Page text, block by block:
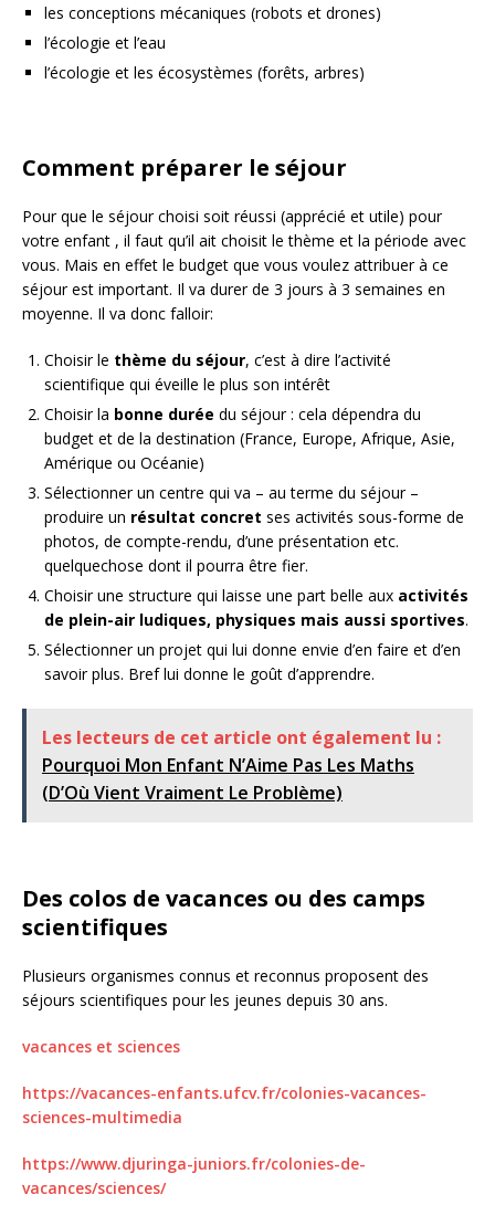
les conceptions mécaniques (robots et drones)
l’écologie et l’eau
l’écologie et les écosystèmes (forêts, arbres)
Comment préparer le séjour
Pour que le séjour choisi soit réussi (apprécié et utile) pour
votre enfant , il faut qu’il ait choisit le thème et la période avec
vous. Mais en effet le budget que vous voulez attribuer à ce
séjour est important. Il va durer de 3 jours à 3 semaines en
moyenne. Il va donc falloir:
Choisir le thème du séjour, c’est à dire l’activité
scientifique qui éveille le plus son intérêt
Choisir la bonne durée du séjour : cela dépendra du
budget et de la destination (France, Europe, Afrique, Asie,
Amérique ou Océanie)
Sélectionner un centre qui va – au terme du séjour –
produire un résultat concret ses activités sous-forme de
photos, de compte-rendu, d’une présentation etc.
quelquechose dont il pourra être fier.
Choisir une structure qui laisse une part belle aux activités
de plein-air ludiques, physiques mais aussi sportives.
Sélectionner un projet qui lui donne envie d’en faire et d’en
savoir plus. Bref lui donne le goût d’apprendre.
Les lecteurs de cet article ont également lu :
Pourquoi Mon Enfant N’Aime Pas Les Maths
(D’Où Vient Vraiment Le Problème)
Des colos de vacances ou des camps
scientifiques
Plusieurs organismes connus et reconnus proposent des
séjours scientifiques pour les jeunes depuis 30 ans.
vacances et sciences
https://vacances-enfants.ufcv.fr/colonies-vacances-
sciences-multimedia
https://www.djuringa-juniors.fr/colonies-de-
vacances/sciences/